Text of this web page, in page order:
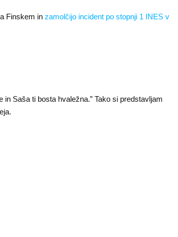
Finskem in zamolčijo incident po stopnji 1 INES v
Saša ti bosta hvaležna.” Tako si predstavljam